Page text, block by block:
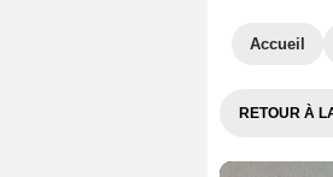
Accueil
RETOUR À